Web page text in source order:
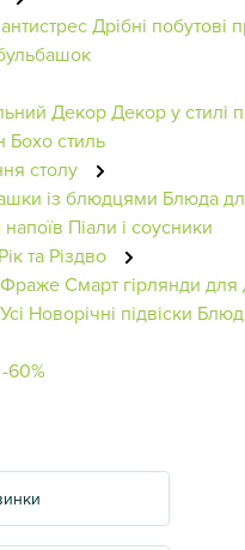
Дрібні побутові
ДекорДекор у стилі
Бохо стиль
столу
із блюдцями Блюда
Піали і соусники
та Різдво
ФражеСмарт гірлянди
Усі Новорічні підвіски
-60%